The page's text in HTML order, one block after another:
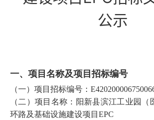
公示
一、项目名称及项目招标编号
（一） 项目招标编号：
（二）项目名称： 阳新县滨江工业园（
环路及基础设施建设项目EPC